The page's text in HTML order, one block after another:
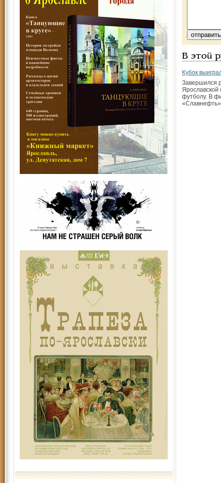
В этой
Кубок
Завершился
Ярославской
футболу. В
«Славнефть»